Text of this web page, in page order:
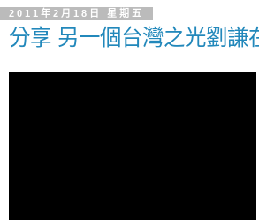
2011年2月18日 星期五
分享 另一個台灣之光劉謙